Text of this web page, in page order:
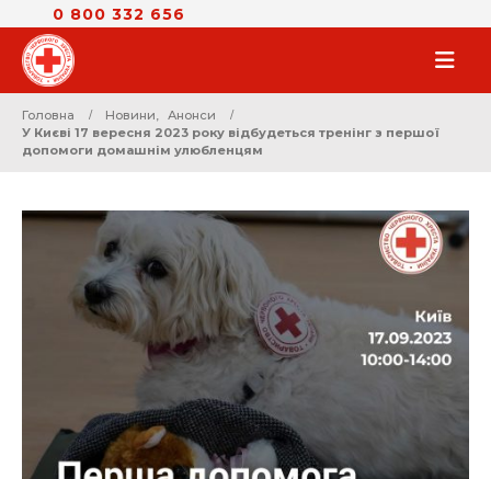
0 800 332 656
Головна Новини, Анонси
У Києві 17 вересня 2023 року відбудеться тренінг з першої
допомоги домашнім улюбленцям